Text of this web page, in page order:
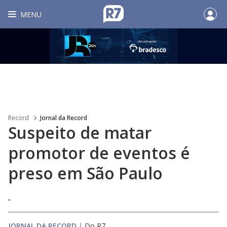
MENU
Record Jornal da Record
Suspeito de matar
promotor de eventos é
preso em São Paulo
.